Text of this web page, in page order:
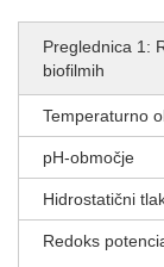
Preglednica 1:
biofilmih
Temperaturno
pH-območje
Hidrostatični
Redoks